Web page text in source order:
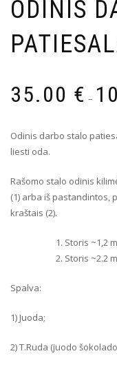
ODINIS
35.00 € –
Odinis darbo stalo
liesti oda.
Rašomo stalo odinis
(1) arba iš pastandintos,
kraštais (2).
Storis ~1,2
Storis ~2.2
Spalva:
1) Juoda;
2) T.Ruda (juodo